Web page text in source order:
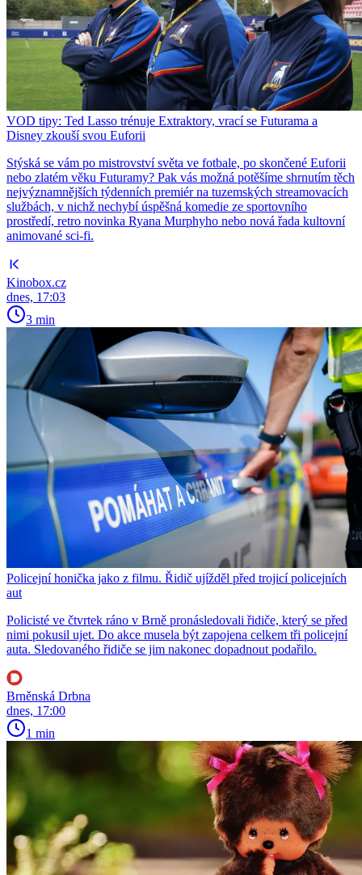
VOD tipy: Ted Lasso trénuje Extraktory, vrací se Futurama a
Disney zkouší svou Euforii
Stýská se vám po mistrovství světa ve fotbale, po skončené Euforii
nebo zlatém věku Futuramy? Pak vás možná potěšíme shrnutím těch
nejvýznamnějších týdenních premiér na tuzemských streamovacích
službách, v nichž nechybí úspěšná komedie ze sportovního
prostředí, retro novinka Ryana Murphyho nebo nová řada kultovní
animované sci-fi.
Kinobox.cz
dnes, 17:03
3 min
Policejní honička jako z filmu. Řidič ujížděl před trojicí policejních
aut
Policisté ve čtvrtek ráno v Brně pronásledovali řidiče, který se před
nimi pokusil ujet. Do akce musela být zapojena celkem tři policejní
auta. Sledovaného řidiče se jim nakonec dopadnout podařilo.
Brněnská Drbna
dnes, 17:00
1 min